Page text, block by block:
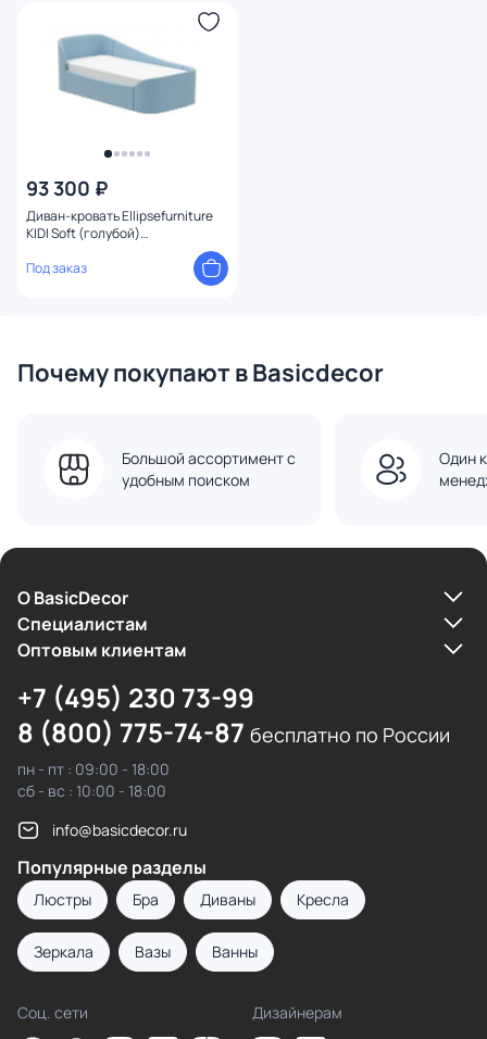
93 300 ₽
Диван-кровать Ellipsefurniture
KIDI Soft (голубой)
Под заказ
Почему покупают в Basicdecor
Большой ассортимент с
удобным поиском
Один
О BasicDecor
Cпециалистам
Оптовым клиентам
+7 (495) 230 73-99
8 (800) 775-74-87 бесплатно по России
пн - пт : 09:00 - 18:00
сб - вс : 10:00 - 18:00
info@basicdecor.ru
Популярные разделы
Люстры Бра Диваны Кресла
Зеркала Вазы Ванны
Соц. сети Дизайнерам